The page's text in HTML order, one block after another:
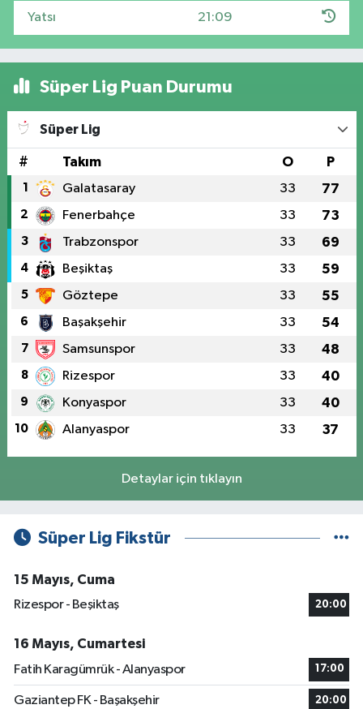
Yatsı 21:09
Süper Lig Puan Durumu
Süper Lig
# Takım O P
1 Galatasaray 33 77
2 Fenerbahçe 33 73
3 Trabzonspor 33 69
4 Beşiktaş 33 59
5 Göztepe 33 55
6 Başakşehir 33 54
7 Samsunspor 33 48
8 Rizespor 33 40
9 Konyaspor 33 40
10 Alanyaspor 33 37
Detaylar için tıklayın
Süper Lig Fikstür
15 Mayıs, Cuma
Rizespor - Beşiktaş
20:00
16 Mayıs, Cumartesi
Fatih Karagümrük - Alanyaspor
17:00
Gaziantep FK - Başakşehir 20:00